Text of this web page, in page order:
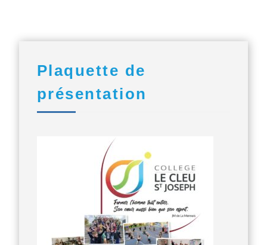
Plaquette de
présentation